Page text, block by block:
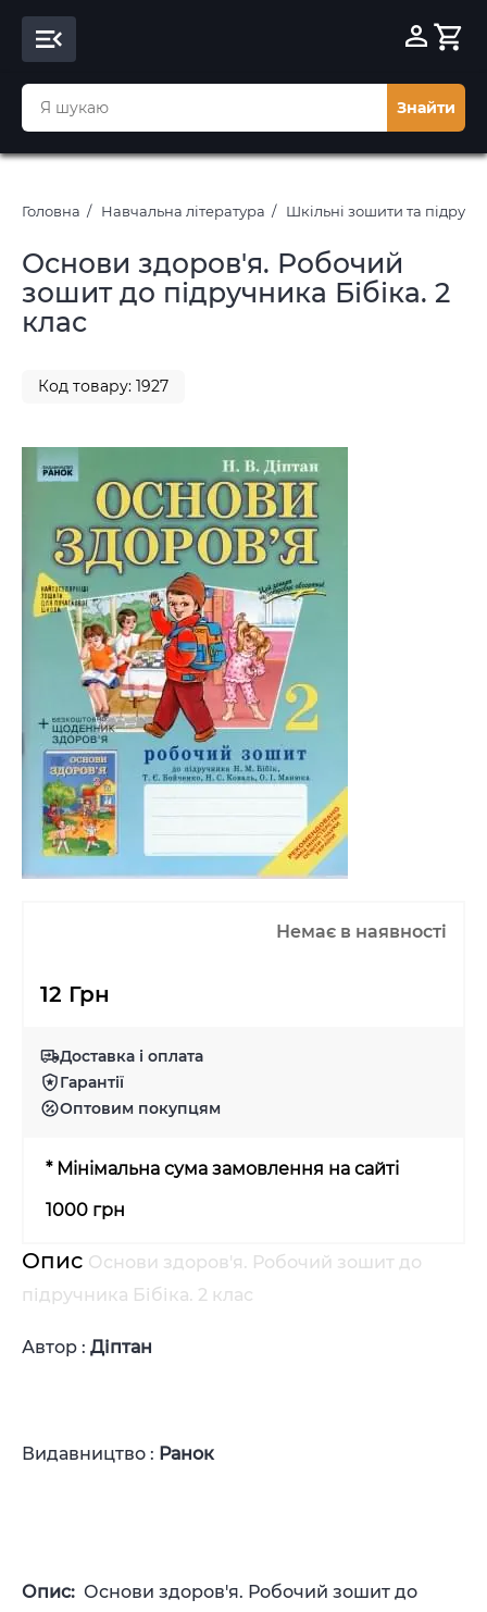
Знайти
Головна Навчальна література Шкільні зошити та
Основи здоров'я. Робочий
зошит до підручника Бібіка. 2
клас
Код товару: 1927
Немає в наявності
12 Грн
Доставка і оплата
Гарантії
Оптовим покупцям
* Мінімальна сума замовлення на сайті
1000 грн
Опис Основи здоров'я. Робочий зошит до
підручника Бібіка. 2 клас
Автор : Діптан
Видавництво : Ранок
Опис: Основи здоров'я. Робочий зошит до